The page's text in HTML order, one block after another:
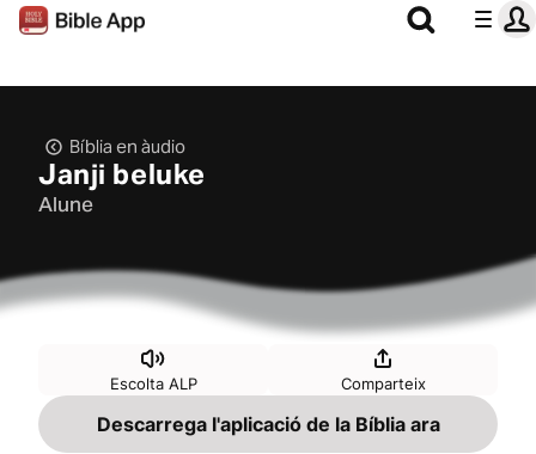
Bíblia en àudio
Janji beluke
Alune
Escolta ALP Comparteix
Descarrega l'aplicació de la Bíblia ara